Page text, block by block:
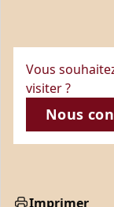
Vous
visiter ?
Nous
Imprimer